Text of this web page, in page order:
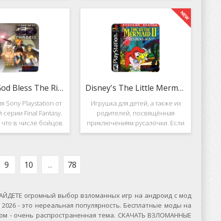
Вышло ещё 2
вертолётом и
Несмотря на то, что эти 2 игры
создавались разными людьми,
Darkstone имеет общие
Ehrgeiz: God Bless The Ring
Sony Playstation от
серии Final Fantasy.
что в числе бойцов
персонажи из
Ring для PS1
Disney's The Little Mermaid 2
Игрушка для детей, а также их
родителей, посвящённая
приключениям русалочки. Если
кто не знает, то её зовут Ариэль
9 10 ... 78
огромный выбор взломанных игр на андроид с мод
- это нереальная популярность. Бесплатные моды на
- очень распространенная тема. СКАЧАТЬ ВЗЛОМАННЫЕ